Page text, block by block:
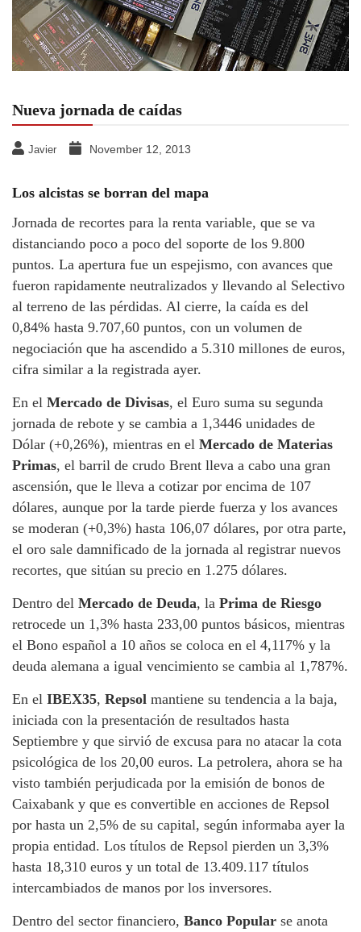
Nueva jornada de caídas
Javier November 12, 2013
Los alcistas se borran del mapa
Jornada de recortes para la renta variable, que se va
distanciando poco a poco del soporte de los 9.800
puntos. La apertura fue un espejismo, con avances que
fueron rapidamente neutralizados y llevando al Selectivo
al terreno de las pérdidas. Al cierre, la caída es del
0,84% hasta 9.707,60 puntos, con un volumen de
negociación que ha ascendido a 5.310 millones de euros,
cifra similar a la registrada ayer.
En el Mercado de Divisas, el Euro suma su segunda
jornada de rebote y se cambia a 1,3446 unidades de
Dólar (+0,26%), mientras en el Mercado de Materias
Primas, el barril de crudo Brent lleva a cabo una gran
ascensión, que le lleva a cotizar por encima de 107
dólares, aunque por la tarde pierde fuerza y los avances
se moderan (+0,3%) hasta 106,07 dólares, por otra parte,
el oro sale damnificado de la jornada al registrar nuevos
recortes, que sitúan su precio en 1.275 dólares.
Dentro del Mercado de Deuda, la Prima de Riesgo
retrocede un 1,3% hasta 233,00 puntos básicos, mientras
el Bono español a 10 años se coloca en el 4,117% y la
deuda alemana a igual vencimiento se cambia al 1,787%.
En el IBEX35, Repsol mantiene su tendencia a la baja,
iniciada con la presentación de resultados hasta
Septiembre y que sirvió de excusa para no atacar la cota
psicológica de los 20,00 euros. La petrolera, ahora se ha
visto también perjudicada por la emisión de bonos de
Caixabank y que es convertible en acciones de Repsol
por hasta un 2,5% de su capital, según informaba ayer la
propia entidad. Los títulos de Repsol pierden un 3,3%
hasta 18,310 euros y un total de 13.409.117 títulos
intercambiados de manos por los inversores.
Dentro del sector financiero, Banco Popular se anota